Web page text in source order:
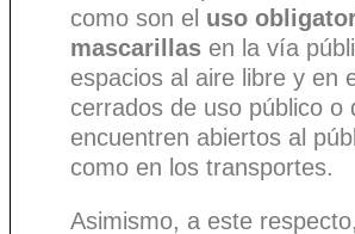
como son el uso
mascarillas en la vía
espacios al aire libre y en
cerrados de uso público o
encuentren abiertos al
como en los transportes.
Asimismo, a este